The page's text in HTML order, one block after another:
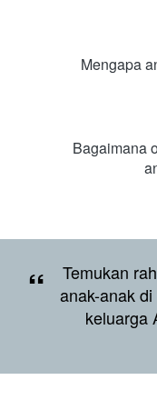
Mengapa
Bagaimana
“
Temukan
anak-anak
keluarga